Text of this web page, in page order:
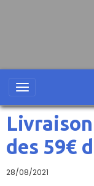
des 59€
28/08/2021